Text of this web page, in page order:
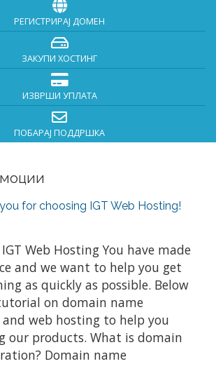
РЕГИСТРИРАЈ ДОМЕН
ЗАКУПИ ХОСТИНГ
ИЗВРШИ УПЛАТА
ПОБАРАЈ ПОДДРШКА
for choosing IGT Web Hosting!
Web Hosting You have made
and we want to help you get
as quickly as possible. Below
on domain name
web hosting to help you
our products. What is domain
Domain name